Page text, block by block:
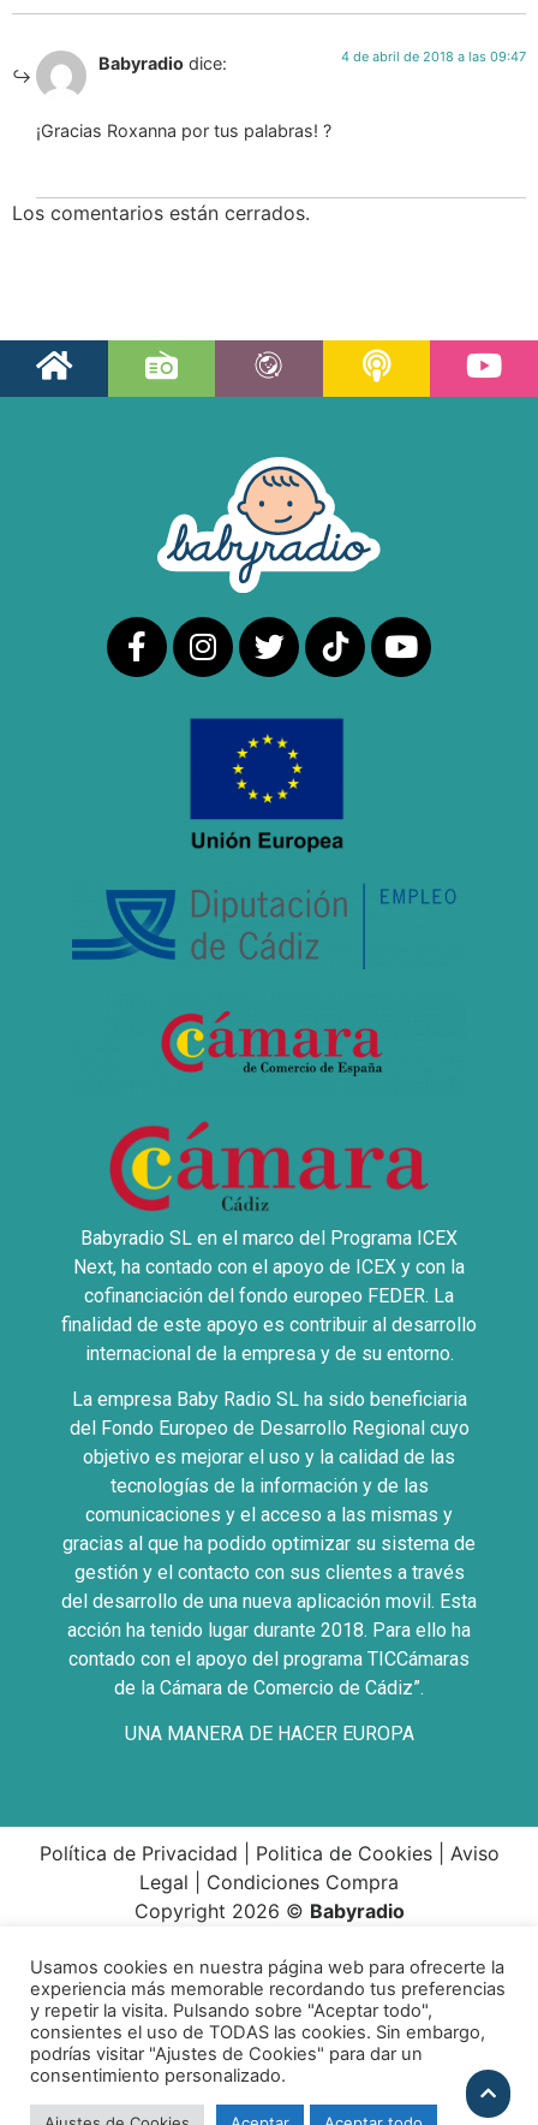
Babyradio dice: 4 de abril de 2018 a las 09:47
¡Gracias Roxanna por tus palabras! ?
Los comentarios están cerrados.
Babyradio SL en el marco del Programa ICEX
Next, ha contado con el apoyo de ICEX y con la
cofinanciación del fondo europeo FEDER. La
finalidad de este apoyo es contribuir al desarrollo
internacional de la empresa y de su entorno.
La empresa Baby Radio SL ha sido beneficiaria
del Fondo Europeo de Desarrollo Regional cuyo
objetivo es mejorar el uso y la calidad de las
tecnologías de la información y de las
comunicaciones y el acceso a las mismas y
gracias al que ha podido optimizar su sistema de
gestión y el contacto con sus clientes a través
del desarrollo de una nueva aplicación movil. Esta
acción ha tenido lugar durante 2018. Para ello ha
contado con el apoyo del programa TICCámaras
de la Cámara de Comercio de Cádiz”.
UNA MANERA DE HACER EUROPA
Política de Privacidad Politica de Cookies| Aviso
Legal
Condiciones Compra
Copyright 2026 © Babyradio
Usamos cookies en nuestra página web para ofrecerte la
experiencia más memorable recordando tus preferencias
y repetir la visita. Pulsando sobre "Aceptar todo",
consientes el uso de TODAS las cookies. Sin embargo,
podrías visitar "Ajustes de Cookies" para dar un
consentimiento personalizado.